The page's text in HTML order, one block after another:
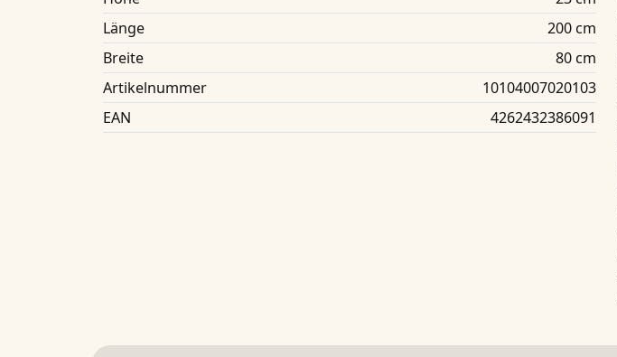
Länge
200 cm
Breite
80 cm
Artikelnummer
10104007020103
EAN
4262432386091